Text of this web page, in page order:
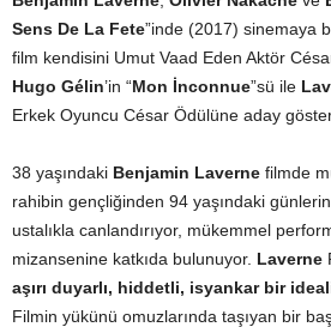
Sens De La Fete”inde (2017) sinemaya
film kendisini Umut Vaad Eden Aktör
Hugo Gélin’in “Mon İnconnue”sü ile
Erkek Oyuncu César Ödülüne aday
38 yaşındaki Benjamin Laverne filmde
rahibin gençliğinden 94 yaşındaki
ustalıkla canlandırıyor, mükemmel
mizansenine katkıda bulunuyor. Laverne
aşırı duyarlı, hiddetli, isyankar bir
Filmin yükünü omuzlarında taşıyan bir